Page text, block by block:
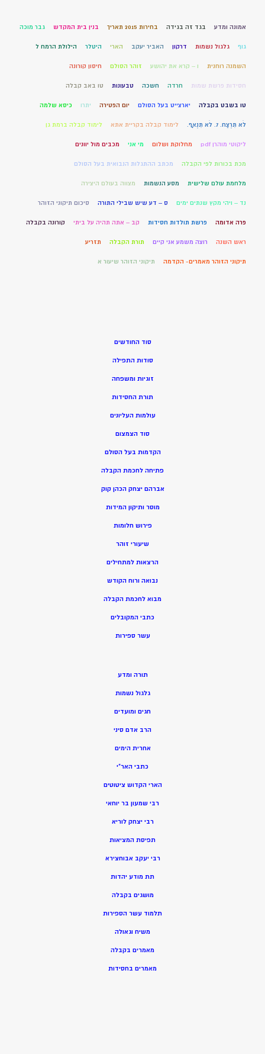
אמונה ומדע בגד זה בגידה בחירות 2015 תאריך בנין בית המקדש גבר מוכה
גוף גלגול נשמות דרקון האביר יעקב הארי היטלר הילולת הרמח ל
השמנה רוחנית ו – קרא את יהושע זוהר הסולם חיסון קורונה
חסידות פרשת שמות חרדה חשכה טבעונות טו באב קבלה
טו בשבט בקבלה יארצייט בעל הסולם יום הפטירה יתרו כיסא שלמה
לֹא תִרְצַח. 7. לֹא תִנְאָף. לימוד קבלה בקריית אתא לימוד קבלה ברמת גן
ליקוטי מוהרן pdf מחלוקת ושלום מי אני מכבים מול יוונים
מכת בכורות לפי הקבלה מכתב ההתגלות הנבואית בעל הסולם
מלחמת עולם שלישית מסע הנשמות מצווה בעולם היצירה
נד – ויהי מקץ שנתים ימים ס – דע שיש שבילי התורה סיכום תיקוני הזוהר
פרה אדומה פרשת תולדות חסידות קב – אתה תהיה על ביתי קורונה בקבלה
ראש השנה רוצה משמע אני קיים תורת הקבלה תזריע
תיקוני הזוהר מאמרים- הקדמה תיקוני הזוהר שיעור א
סוד החודשים
סודות התפילה
זוגיות ומשפחה
תורת החסידות
עולמות העליונים
סוד הצמצום
הקדמות בעל הסולם
פתיחה לחכמת הקבלה
אברהם יצחק הכהן קוק
מוסר ותיקון המידות
פירוש חלומות
שיעורי זוהר
הרצאות למתחילים
נבואה ורוח הקודש
מבוא לחכמת הקבלה
כתבי המקובלים
עשר ספירות
תורה ומדע
גלגול נשמות
חגים ומועדים
הרב אדם סיני
אחרית הימים
כתבי האר”י
הארי הקדוש ציטוטים
רבי שמעון בר יוחאי
רבי יצחק לוריא
תפיסת המציאות
רבי יעקב אבוחצירא
תת מודע יהדות
מושגים בקבלה
תלמוד עשר הספירות
משיח וגאולה
מאמרים בקבלה
מאמרים בחסידות